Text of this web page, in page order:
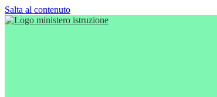
Salta al contenuto